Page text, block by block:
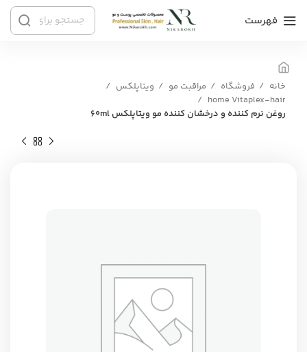
فهرست
خانه فروشگاه مراقبت مو
ویتاپلکس
home Vitaplex-hair
روغن نرم کننده و درخشان کننده مو ویتاپلکس ۶۰ml